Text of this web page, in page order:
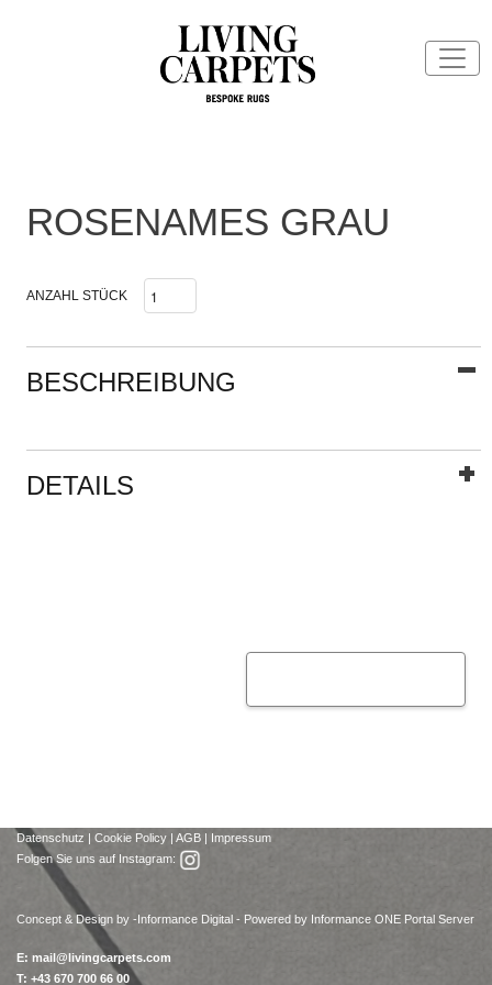
ROSENAMES GRAU
ANZAHL STÜCK
BESCHREIBUNG
DETAILS
Datenschutz | Cookie Policy | AGB | Impressum
Folgen Sie uns auf Instagram:
Concept & Design by -Informance Digital - Powered by Informance ONE Portal Server
E: mail@livingcarpets.com
T: +43 670 700 66 00